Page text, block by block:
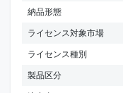
納品形態
ライセンス対象市場
ライセンス種別
製品区分